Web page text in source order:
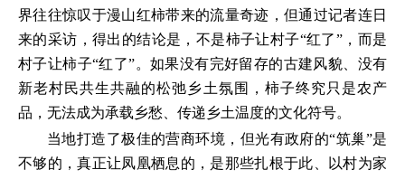
界往往惊叹于漫山红柿带来的流量奇迹，但通过记者连日
来的采访，得出的结论是，不是柿子让村子“红了”，而是
村子让柿子“红了”。如果没有完好留存的古建风貌、没有
新老村民共生共融的松弛乡土氛围，柿子终究只是农产
品，无法成为承载乡愁、传递乡土温度的文化符号。
当地打造了极佳的营商环境，但光有政府的“筑巢”是
不够的，真正让凤凰栖息的，是那些扎根于此、以村为家